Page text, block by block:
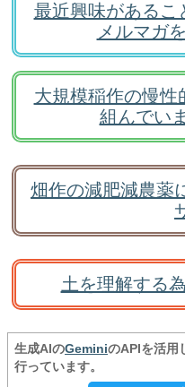
最近興味があるこ
メルマガ
大規模稲作の慢性
組んでい
畑作の減肥減農薬
土を理解する
生成AIのGeminiのAPIを活用
行っています。